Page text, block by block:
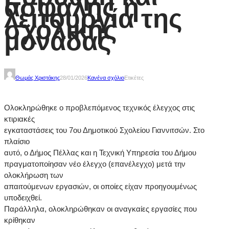
ασφαλής η
λειτουργία της
σχολικής
μονάδας
Θωμάς Χριστάκης28/01/2026Κανένα σχόλιοΕτικέτες
Ολοκληρώθηκε ο προβλεπόμενος τεχνικός έλεγχος στις
κτιριακές
εγκαταστάσεις του 7ου Δημοτικού Σχολείου Γιαννιτσών. Στο
πλαίσιο
αυτό, ο Δήμος Πέλλας και η Τεχνική Υπηρεσία του Δήμου
πραγματοποίησαν νέο έλεγχο (επανέλεγχο) μετά την
ολοκλήρωση των
απαιτούμενων εργασιών, οι οποίες είχαν προηγουμένως
υποδειχθεί.
Παράλληλα, ολοκληρώθηκαν οι αναγκαίες εργασίες που
κρίθηκαν